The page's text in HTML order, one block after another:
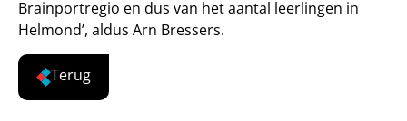
Brainportregio en dus van het aantal leerlingen in
Helmond’, aldus Arn Bressers.
Terug